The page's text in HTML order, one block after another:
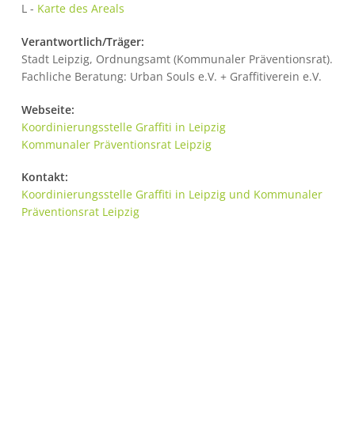
L - Karte des Areals
Verantwortlich/Träger:
Stadt Leipzig, Ordnungsamt (Kommunaler Präventionsrat).
Fachliche Beratung: Urban Souls e.V. + Graffitiverein e.V.
Webseite:
Koordinierungsstelle Graffiti in Leipzig
Kommunaler Präventionsrat Leipzig
Kontakt:
Koordinierungsstelle Graffiti in Leipzig und Kommunaler
Präventionsrat Leipzig